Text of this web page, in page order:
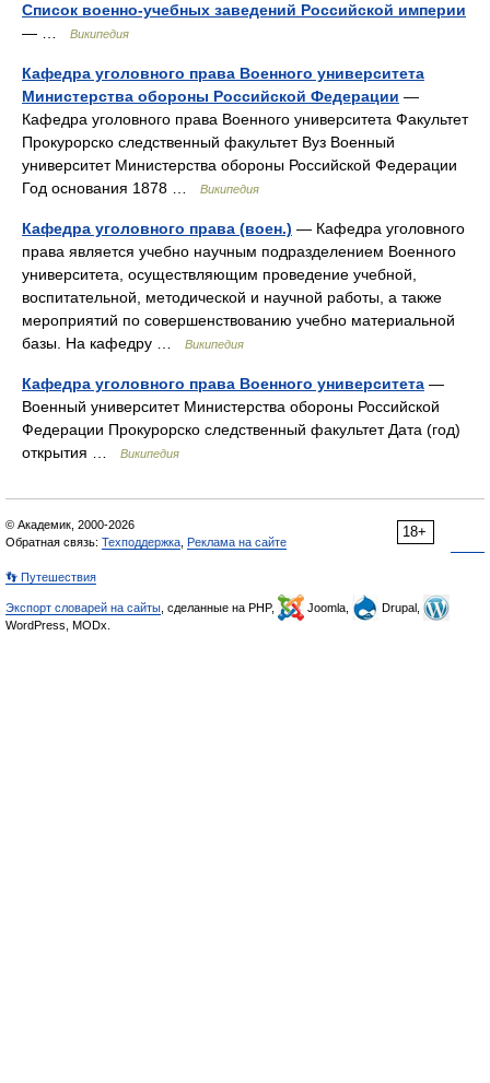
Список военно-учебных заведений Российской империи
— …
Википедия
Кафедра уголовного права Военного университета
Министерства обороны Российской Федерации —
Кафедра уголовного права Военного университета Факультет
Прокурорско следственный факультет Вуз Военный
университет Министерства обороны Российской Федерации
Год основания 1878 …
Википедия
Кафедра уголовного права (воен.) — Кафедра уголовного
права является учебно научным подразделением Военного
университета, осуществляющим проведение учебной,
воспитательной, методической и научной работы, а также
мероприятий по совершенствованию учебно материальной
базы. На кафедру …
Википедия
Кафедра уголовного права Военного университета —
Военный университет Министерства обороны Российской
Федерации Прокурорско следственный факультет Дата (год)
открытия …
Википедия
18+
© Академик, 2000-2026
Обратная связь: Техподдержка Реклама на сайте
👣 Путешествия
Экспорт словарей на сайты , сделанные на PHP, Joomla,
Drupal,
WordPress, MODx.